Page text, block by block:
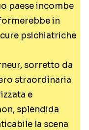
paese incombe
in
psichiatriche
sorretto da
straordinaria
e
splendida
la scena